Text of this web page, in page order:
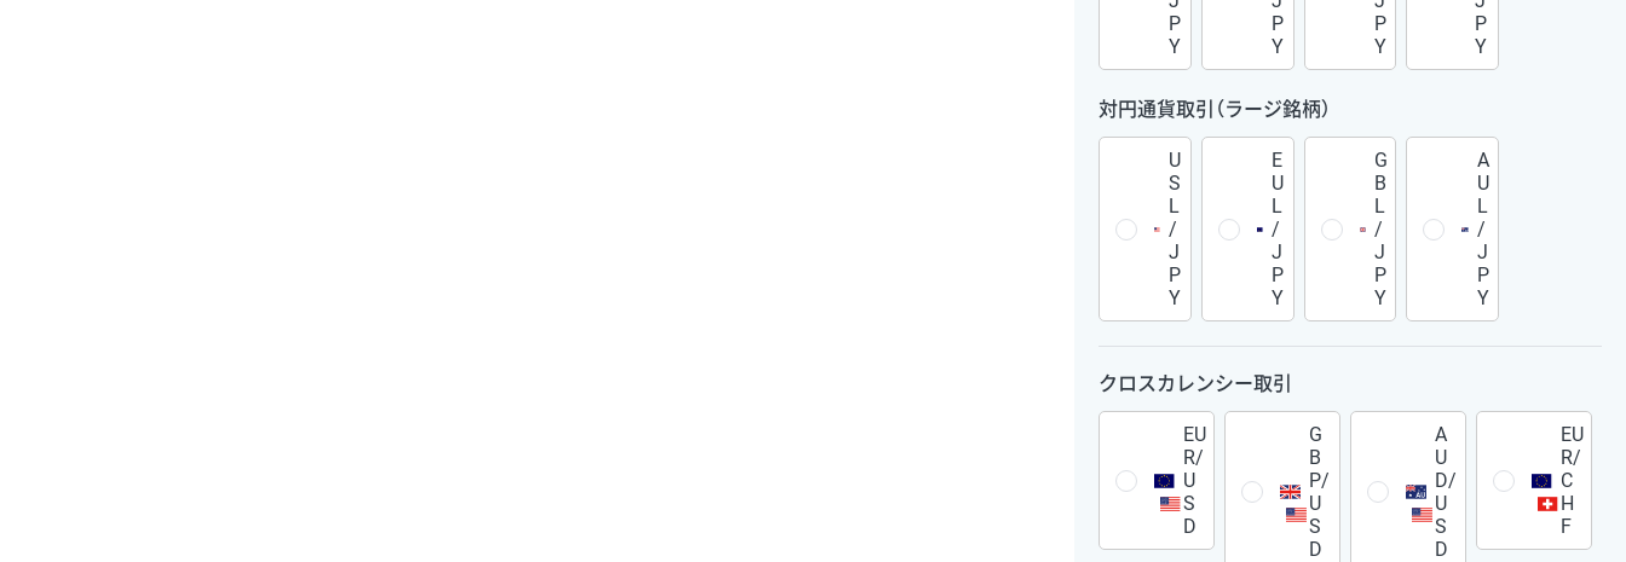
P
Y
P
Y
P
Y
P
Y
対円通貨取引（ラージ銘柄）
U
S
L
/
J
P
Y
E
U
L
/
J
P
Y
G
B
L
/
J
P
Y
A
U
L
/
J
P
Y
クロスカレンシー取引
EU
R/
U
S
D
G
B
P/
U
S
D
A
U
D/
U
S
D
EU
R/
C
H
F